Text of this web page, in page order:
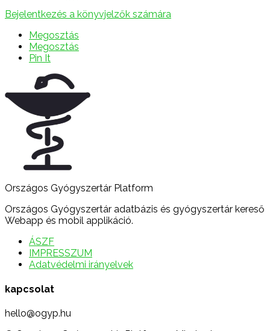
Bejelentkezés a könyvjelzők számára
Megosztás
Megosztás
Pin It
Országos Gyógyszertár Platform
Országos Gyógyszertár adatbázis és gyógyszertár kereső
Webapp és mobil applikáció.
ÁSZF
IMPRESSZUM
Adatvédelmi irányelvek
kapcsolat
hello@ogyp.hu